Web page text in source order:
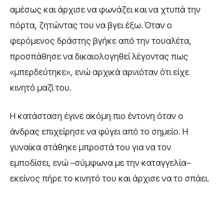
αμέσως και άρχισε να φωνάζει και να χτυπά την
πόρτα, ζητώντας του να βγει έξω. Όταν ο
φερόμενος δράστης βγήκε από την τουαλέτα,
προσπάθησε να δικαιολογηθεί λέγοντας πως
«μπερδεύτηκε», ενώ αρχικά αρνιόταν ότι είχε
κινητό μαζί του.
Η κατάσταση έγινε ακόμη πιο έντονη όταν ο
άνδρας επιχείρησε να φύγει από το σημείο. Η
γυναίκα στάθηκε μπροστά του για να τον
εμποδίσει, ενώ –σύμφωνα με την καταγγελία–
εκείνος πήρε το κινητό του και άρχισε να το σπάει.